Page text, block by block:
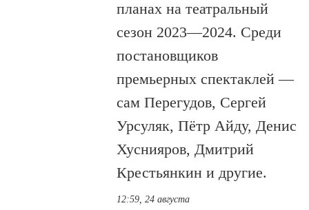
планах на театральный
сезон 2023—2024. Среди
постановщиков
премьерных спектаклей —
сам Перегудов, Сергей
Урсуляк, Пётр Айду, Денис
Хуснияров, Дмитрий
Крестьянкин и другие.
12:59, 24 августа